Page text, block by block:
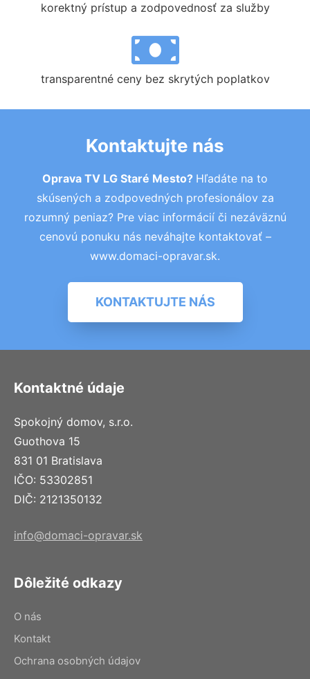
korektný prístup a zodpovednosť za služby
transparentné ceny bez skrytých poplatkov
Kontaktujte nás
Oprava TV LG Staré Mesto? Hľadáte na to
skúsených a zodpovedných profesionálov za
rozumný peniaz? Pre viac informácií či nezáväznú
cenovú ponuku nás neváhajte kontaktovať –
www.domaci-opravar.sk.
KONTAKTUJTE NÁS
Kontaktné údaje
Spokojný domov, s.r.o.
Guothova 15
831 01 Bratislava
IČO: 53302851
DIČ: 2121350132
info@domaci-opravar.sk
Dôležité odkazy
O nás
Kontakt
Ochrana osobných údajov